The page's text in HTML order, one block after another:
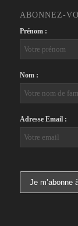
ABONNEZ-
Prénom :
Nom :
Adresse Email :